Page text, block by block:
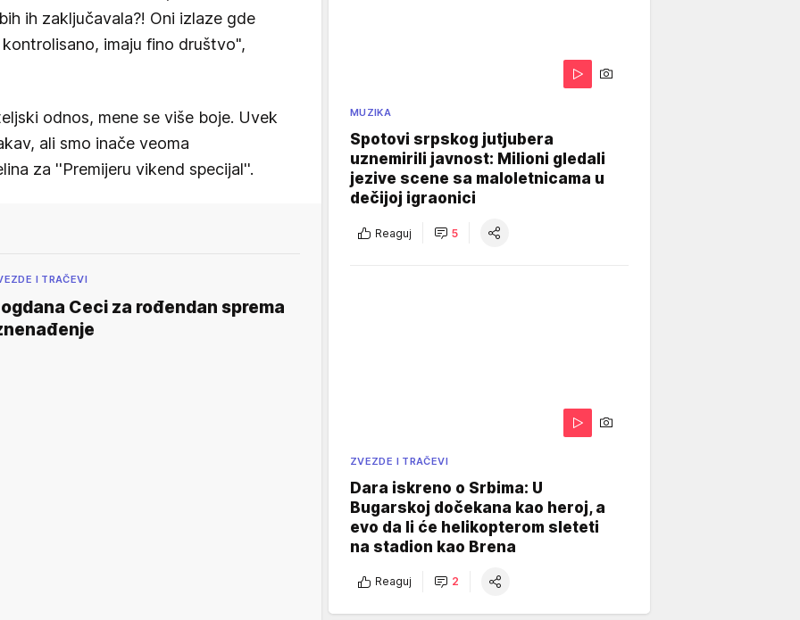
ih zaključavala?! Oni izlaze gde
imaju fino društvo",
odnos, mene se više boje. Uvek
ali smo inače veoma
za ''Premijeru vikend specijal''.
I TRAČEVI
Ceci za rođendan sprema
MUZIKA
Spotovi srpskog jutjubera
uznemirili javnost: Milioni gledali
jezive scene sa maloletnicama u
dečijoj igraonici
Reaguj 5
ZVEZDE I TRAČEVI
Dara iskreno o Srbima: U
Bugarskoj dočekana kao heroj, a
evo da li će helikopterom sleteti
na stadion kao Brena
Reaguj 2